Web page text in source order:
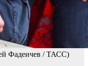
Фадеичев / ТАСС)